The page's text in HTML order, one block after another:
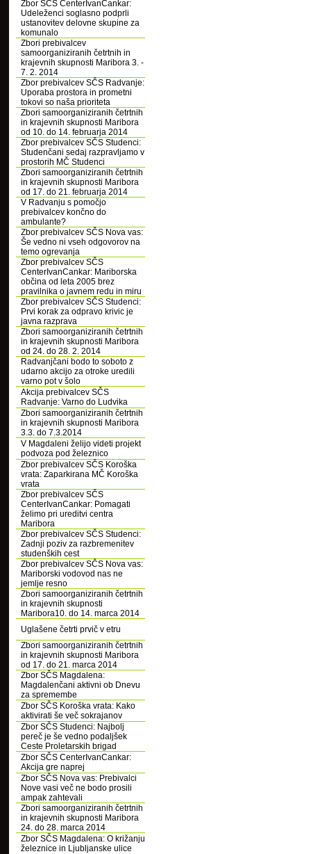
Zbor SČS CenterIvanCankar:
Udeleženci soglasno podprli
ustanovitev delovne skupine za
komunalo
Zbori prebivalcev
samoorganiziranih četrtnih in
krajevnih skupnosti Maribora 3. -
7. 2. 2014
Zbor prebivalcev SČS Radvanje:
Uporaba prostora in prometni
tokovi so naša prioriteta
Zbori samoorganiziranih četrtnih
in krajevnih skupnosti Maribora
od 10. do 14. februarja 2014
Zbor prebivalcev SČS Studenci:
Studenčani sedaj razpravljamo v
prostorih MČ Studenci
Zbori samoorganiziranih četrtnih
in krajevnih skupnosti Maribora
od 17. do 21. februarja 2014
V Radvanju s pomočjo
prebivalcev končno do
ambulante?
Zbor prebivalcev SČS Nova vas:
Še vedno ni vseh odgovorov na
temo ogrevanja
Zbor prebivalcev SČS
CenterIvanCankar: Mariborska
občina od leta 2005 brez
pravilnika o javnem redu in miru
Zbor prebivalcev SČS Studenci:
Prvi korak za odpravo krivic je
javna razprava
Zbori samoorganiziranih četrtnih
in krajevnih skupnosti Maribora
od 24. do 28. 2. 2014
Radvanjčani bodo to soboto z
udarno akcijo za otroke uredili
varno pot v šolo
Akcija prebivalcev SČS
Radvanje: Varno do Ludvika
Zbori samoorganiziranih četrtnih
in krajevnih skupnosti Maribora
3.3. do 7.3.2014
V Magdaleni želijo videti projekt
podvoza pod železnico
Zbor prebivalcev SČS Koroška
vrata: Zaparkirana MČ Koroška
vrata
Zbor prebivalcev SČS
CenterIvanCankar: Pomagati
želimo pri ureditvi centra
Maribora
Zbor prebivalcev SČS Studenci:
Zadnji poziv za razbremenitev
studenških cest
Zbor prebivalcev SČS Nova vas:
Mariborski vodovod nas ne
jemlje resno
Zbori samoorganiziranih četrtnih
in krajevnih skupnosti
Maribora10. do 14. marca 2014
Uglašene četrti prvič v etru
Zbori samoorganiziranih četrtnih
in krajevnih skupnosti Maribora
od 17. do 21. marca 2014
Zbor SČS Magdalena:
Magdalenčani aktivni ob Dnevu
za spremembe
Zbor SČS Koroška vrata: Kako
aktivirati še več sokrajanov
Zbor SČS Studenci: Najbolj
pereč je še vedno podaljšek
Ceste Proletarskih brigad
Zbor SČS CenterIvanCankar:
Akcija gre naprej
Zbor SČS Nova vas: Prebivalci
Nove vasi več ne bodo prosili
ampak zahtevali
Zbori samoorganiziranih četrtnih
in krajevnih skupnosti Maribora
24. do 28. marca 2014
Zbor SČS Magdalena: O križanju
železnice in Ljubljanske ulice